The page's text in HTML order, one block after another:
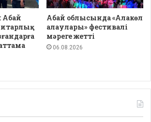
Абай
Абай облысында «Алакөл
алаулары» фестивалі
мәреге жетті
06.08.2026